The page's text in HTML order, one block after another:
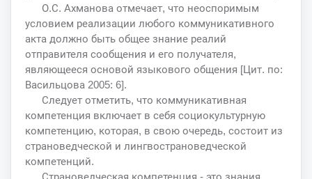
О.С. Ахманова отмечает, что неоспоримым
условием реализации любого коммуникативного
акта должно быть общее знание реалий
отправителя сообщения и его получателя,
являющееся основой языкового общения [Цит. по:
Васильцова 2005: 6].
Следует отметить, что коммуникативная
компетенция включает в себя социокультурную
компетенцию, которая, в свою очередь, состоит из
страноведческой и лингвострановедческой
компетенций.